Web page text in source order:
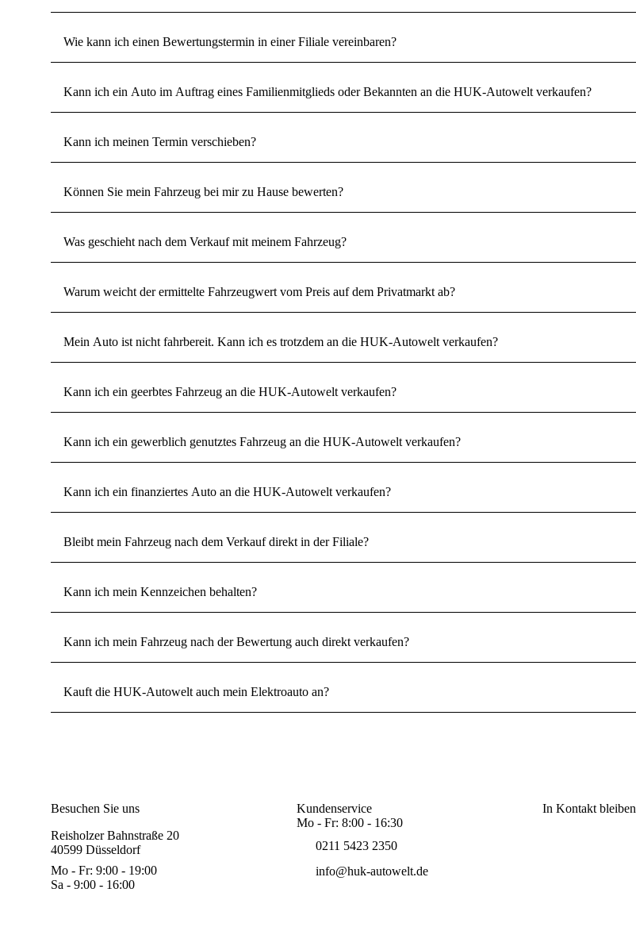
Wie kann ich einen Bewertungstermin in einer Filiale vereinbaren?
Kann ich ein Auto im Auftrag eines Familienmitglieds oder Bekannten an die HUK-Autowelt verkaufen?
Kann ich meinen Termin verschieben?
Können Sie mein Fahrzeug bei mir zu Hause bewerten?
Was geschieht nach dem Verkauf mit meinem Fahrzeug?
Warum weicht der ermittelte Fahrzeugwert vom Preis auf dem Privatmarkt ab?
Mein Auto ist nicht fahrbereit. Kann ich es trotzdem an die HUK-Autowelt verkaufen?
Kann ich ein geerbtes Fahrzeug an die HUK-Autowelt verkaufen?
Kann ich ein gewerblich genutztes Fahrzeug an die HUK-Autowelt verkaufen?
Kann ich ein finanziertes Auto an die HUK-Autowelt verkaufen?
Bleibt mein Fahrzeug nach dem Verkauf direkt in der Filiale?
Kann ich mein Kennzeichen behalten?
Kann ich mein Fahrzeug nach der Bewertung auch direkt verkaufen?
Kauft die HUK-Autowelt auch mein Elektroauto an?
Besuchen Sie uns
Reisholzer Bahnstraße 20
40599 Düsseldorf
Mo - Fr: 9:00 - 19:00
Sa - 9:00 - 16:00
Kundenservice
Mo - Fr: 8:00 - 16:30
0211 5423 2350
info@huk-autowelt.de
In Kontakt bleiben